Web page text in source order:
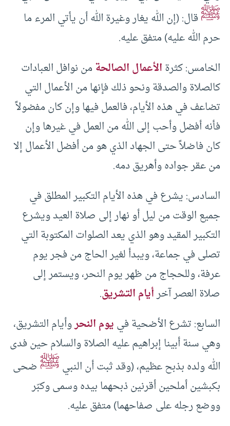
ﷺقال: (إن الله يغار وغيرة الله أن يأتي المرء ما
حرم الله عليه) متفق عليه.
الخامس: كثرةالأعمال الصالحةمن نوافل العبادات
كالصلاة والصدقة ونحو ذلك فإنها من الأعمال التي
تضاعف في هذه الأيام، فالعمل فيها وإن كان مفضولاً
فأنه أفضل وأحب إلى الله من العمل في غيرها وإن
كان فاضلاً حتى الجهاد الذي هو من أفضل الأعمال إلا
من عقر جواده وأهريق دمه.
السادس: يشرع في هذه الأيام التكبير المطلق في
جميع الوقت من ليل أو نهار إلى صلاة العيد ويشرع
التكبير المقيد وهو الذي يعد الصلوات المكتوبة التي
تصلى في جماعة، ويبدأ لغير الحاج من فجر يوم
عرفة، وللحجاج من ظهر يوم النحر، ويستمر إلى
صلاة العصر آخرأيام التشريق.
السابع: تشرع الأضحية فييوم النحروأيام التشريق،
وهي سنة أبينا إبراهيم عليه الصلاة والسلام حين فدى
الله ولده بذبح عظيم، (وقد ثبت أن النبيﷺ ضحى
بكبشين أملحين أقرنين ذبحهما بيده وسمى وكبّر
ووضع رجله على صفاحهما) متفق عليه.